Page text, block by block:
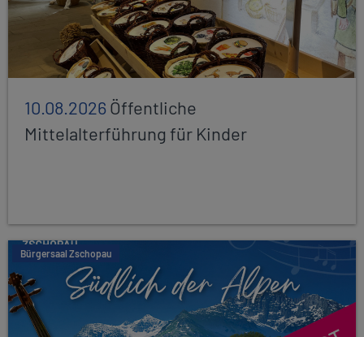
10.08.2026Öffentliche
Mittelalterführung für Kinder
Bürgersaal Zschopau